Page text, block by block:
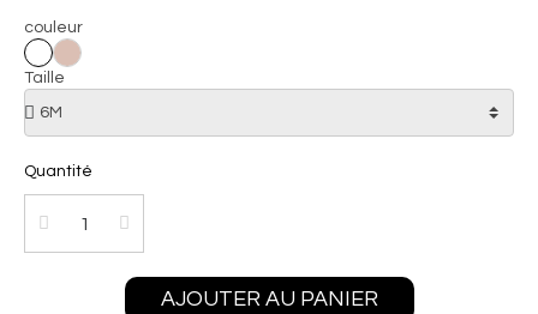
couleur
Taille
Quantité
AJOUTER AU PANIER